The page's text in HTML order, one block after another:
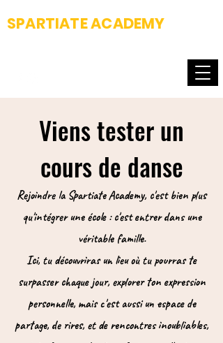
SPARTIATE ACADEMY
Viens tester un
cours de danse
Rejoindre la Spartiate Academy, c'est bien plus
qu'intégrer une école : c'est entrer dans une
véritable famille.
Ici, tu découvriras un lieu où tu pourras te
surpasser chaque jour, explorer ton expression
personnelle, mais c'est aussi un espace de
partage, de rires, et de rencontres inoubliables,